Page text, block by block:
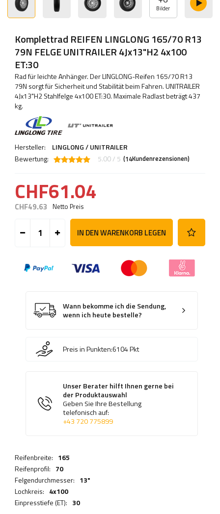
Bilder
Komplettrad REIFEN LINGLONG 165/70 R13
79N FELGE UNITRAILER 4Jx13"H2 4x100
ET:30
Rad für leichte Anhänger. Der LINGLONG-Reifen 165/70 R13
79N sorgt für Sicherheit und Stabilität beim Fahren. UNITRAILER
4Jx13"H2 Stahlfelge 4x100 ET:30. Maximale Radlast beträgt 437
kg.
Hersteller:
LINGLONG / UNITRAILER
Bewertung:
5.00 / 5 (14Kundenrezensionen)
CHF61.04
CHF49.63 Netto Preis
IN DEN WARENKORB LEGEN
Wann bekomme ich die Sendung,
wenn ich heute bestelle?
Preis in Punkten:6104Pkt
Unser Berater hilft Ihnen gerne bei
der Produktauswahl
Geben Sie Ihre Bestellung
telefonisch auf:
+43 720 775899
Reifenbreite: 165
Reifenprofil: 70
Felgendurchmesser: 13"
Lochkreis: 4x100
Einpresstiefe (ET): 30